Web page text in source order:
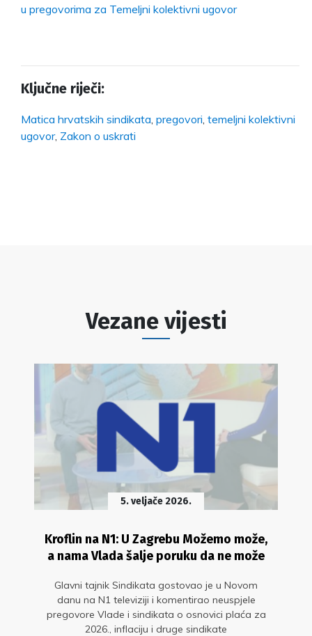
u pregovorima za Temeljni kolektivni ugovor
Ključne riječi:
Matica hrvatskih sindikata pregovori temeljni kolektivni
ugovor, Zakon o uskrati
Vezane vijesti
5. veljače 2026.
Kroflin na N1: U Zagrebu Možemo može,
a nama Vlada šalje poruku da ne može
Glavni tajnik Sindikata gostovao je u Novom
danu na N1 televiziji i komentirao neuspjele
pregovore Vlade i sindikata o osnovici plaća za
2026., inflaciju i druge sindikate